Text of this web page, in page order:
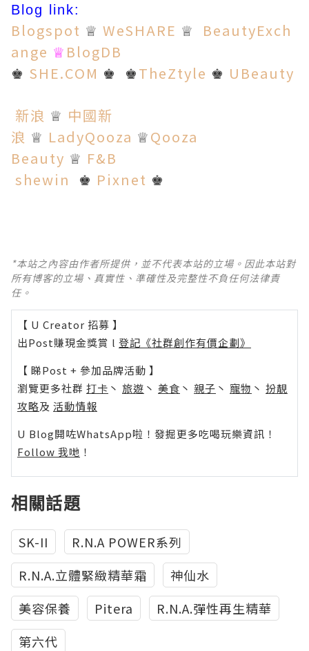
Blog link:
Blogspot ♕ WeSHARE ♕
BeautyExch
ange ♕ BlogDB
♚ SHE.COM ♚ ♚ TheZtyle ♚ UBeauty
新浪 ♕ 中國新
浪 ♕ LadyQooza ♕ Qooza
Beauty ♕ F&B
shewin
♚ Pixnet ♚
*本站之內容由作者所提供，並不代表本站的立場。因此本站對
所有博客的立場、真實性、準確性及完整性不負任何法律責
任。
【 U Creator 招募 】
出Post賺現金獎賞 l 登記《社群創作有價企劃》
【 睇Post + 參加品牌活動 】
瀏覽更多社群 打卡 丶 旅遊 丶 美食 丶 親子 丶 寵物 丶 扮靚
攻略及 活動情報
U Blog開咗WhatsApp啦！發掘更多吃喝玩樂資訊！
Follow 我哋 ！
相關話題
SK-II
R.N.A POWER系列
R.N.A.立體緊緻精華霜
神仙水
美容保養
Pitera
R.N.A.彈性再生精華
第六代